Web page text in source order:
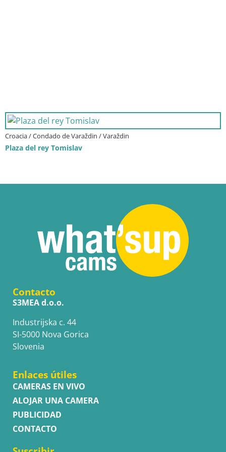
Croacia / Condado de Varaždin / Varaždin
Plaza del rey Tomislav
Contacto
S3MEA d.o.o.
Industrijska c. 44
SI-5000 Nova Gorica
Slovenia
Enlaces útiles
CAMERAS EN VIVO
ALOJAR UNA CAMERA
PUBLICIDAD
CONTACTO